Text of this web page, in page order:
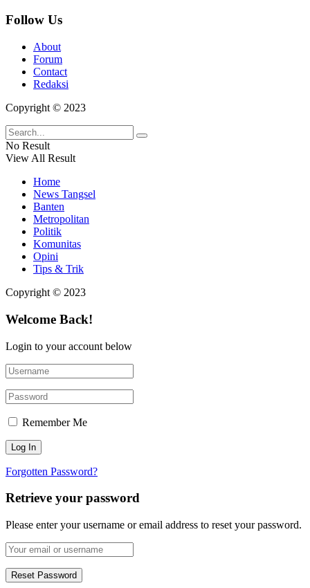
Follow Us
About
Forum
Contact
Redaksi
Copyright © 2023
No Result
View All Result
Home
News Tangsel
Banten
Metropolitan
Politik
Komunitas
Opini
Tips & Trik
Copyright © 2023
Welcome Back!
Login to your account below
Remember Me
Forgotten Password?
Retrieve your password
Please enter your username or email address to reset your password.